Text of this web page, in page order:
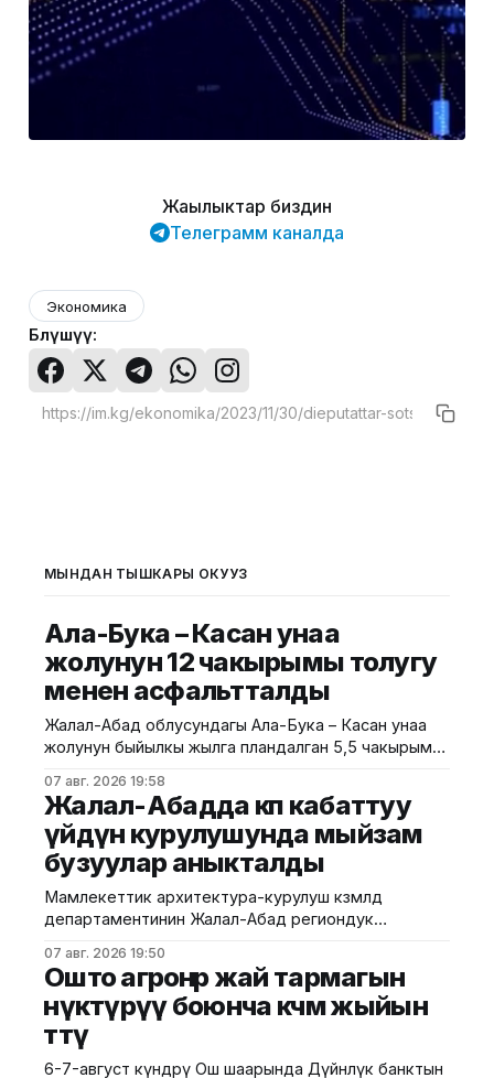
Жаңылыктар биздин
Телеграмм каналда
Экономика
Бөлүшүү:
МЫНДАН ТЫШКАРЫ ОКУҢУЗ
Ала-Бука – Касан унаа
жолунун 12 чакырымы толугу
менен асфальтталды
Жалал-Абад облусундагы Ала-Бука – Касан унаа
жолунун быйылкы жылга пландалган 5,5 чакырым
аяктады. Транспорт жана коммуникациялар
министрлигинин маалыматына ылайык, жол куруу
иштери №17 Жол эксплуатациялоо мекемеси
тарабынан белгиленген графикке ылайык,
курулуштун сапат талаптарын сактоо менен
жүргүзүлдү. Аталган жолдун жалпы 12 чакырымына
07 авг. 2026 19:58
Жалал-Абадда көп кабаттуу
үйдүн курулушунда мыйзам
бузуулар аныкталды
Мамлекеттик архитектура-курулуш көзөмөлдөө
департаментинин Жалал-Абад региондук
текшерүү жүргүздү. Бул тууралуу Курулуш
министрлигинин басма сөз кызматы билдирди.
Маалыматка ылайык, текшерүү Байзаков көчөсү, 46
дарегинде курулуп жаткан объектте өткөрүлүп,
техникалык талаптардын бузулганы аныкталды.
Белгиленгендей, курулуш иштери бекитилген
07 авг. 2026 19:50
Ошто агроөнөр жай тармагын
өнүктүрүү боюнча көчмө жыйын
өттү
6-7-август күндөрү Ош шаарында Дүйнөлүк банктын